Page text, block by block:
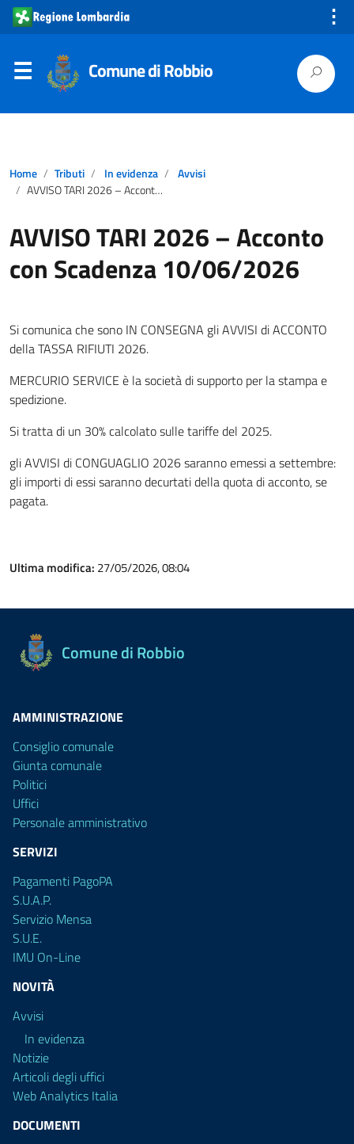
⋮
Comune di Robbio
Home Tributi In evidenza
Avvisi
AVVISO TARI 2026 – Acconto con Scadenza 10/06/2026
AVVISO TARI 2026 – Acconto
con Scadenza 10/06/2026
Si comunica che sono IN CONSEGNA gli AVVISI di ACCONTO
della TASSA RIFIUTI 2026.
MERCURIO SERVICE è la società di supporto per la stampa e
spedizione.
Si tratta di un 30% calcolato sulle tariffe del 2025.
gli AVVISI di CONGUAGLIO 2026 saranno emessi a settembre:
gli importi di essi saranno decurtati della quota di acconto, se
pagata.
Ultima modifica: 27/05/2026, 08:04
Comune di Robbio
AMMINISTRAZIONE
Consiglio comunale
Giunta comunale
Politici
Uffici
Personale amministrativo
SERVIZI
Pagamenti PagoPA
S.U.A.P.
Servizio Mensa
S.U.E.
IMU On-Line
NOVITÀ
Avvisi
In evidenza
Notizie
Articoli degli uffici
Web Analytics Italia
DOCUMENTI